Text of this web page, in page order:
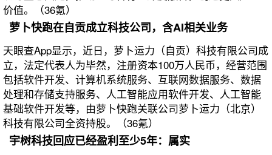
价值。（36氪）
萝卜快跑在自贡成立科技公司，含AI相关业务
天眼查App显示，近日，萝卜运力（自贡）科技有限公司成
立，法定代表人为毕然，注册资本100万人民币，经营范围
包括软件开发、计算机系统服务、互联网数据服务、数据
处理和存储支持服务、人工智能应用软件开发、人工智能
基础软件开发等，由萝卜快跑关联公司萝卜运力（北京）
科技有限公司全资持股。（36氪）
宇树科技回应已经盈利至少5年：属实